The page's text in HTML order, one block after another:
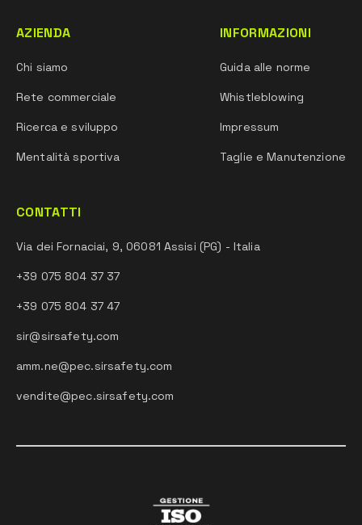
AZIENDA
Chi siamo
Rete commerciale
Ricerca e sviluppo
Mentalità sportiva
INFORMAZIONI
Guida alle norme
Whistleblowing
Impressum
Taglie e Manutenzione
CONTATTI
Via dei Fornaciai, 9, 06081 Assisi (PG) - Italia
+39 075 804 37 37
+39 075 804 37 47
sir@sirsafety.com
amm.ne@pec.sirsafety.com
vendite@pec.sirsafety.com